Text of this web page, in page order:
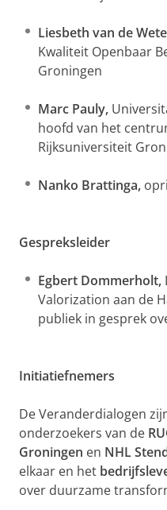
Liesbeth van de
Kwaliteit Openbaar
Groningen
Marc Pauly,
hoofd van het
Rijksuniversiteit
Nanko Brattinga,
Gespreksleider
Egbert Dommerholt,
Valorization aan de
publiek in gesprek
Initiatiefnemers
De Veranderdialogen
onderzoekers van de
Groningen en NHL
elkaar en het
over duurzame